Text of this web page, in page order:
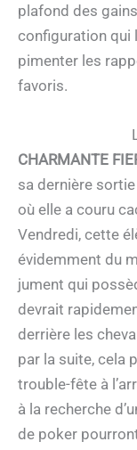
plafond des
configuration qui
pimenter les
favoris.
CHARMANTE
sa dernière
où elle a couru
Vendredi, cette
évidemment du
jument qui
devrait
derrière les
par la suite, cela
trouble-fête à
à la recherche
de poker